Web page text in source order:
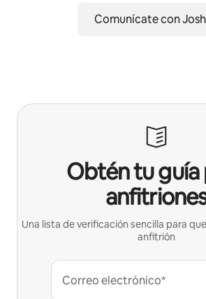
Comunícate con
Obtén tu guía
Una lista de verificación sencilla para
anfitrión
Correo electrónico*